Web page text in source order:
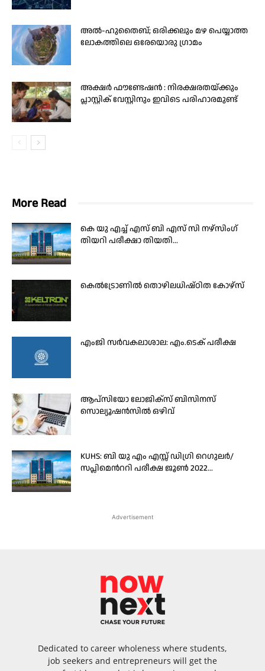
അൽ-ഹുതൈബ്; ഒരിക്കലും മഴ പെയ്യാത്ത
ലോകത്തിലെ ഒരേയൊരു ഗ്രാമം
അക്ഷർ ഫൗണ്ടേഷൻ : നിരക്ഷരതയ്ക്കും
പ്ലാസ്റ്റിക് വേസ്റ്റിനും ഇവിടെ പരിഹാരമുണ്ട്
More Read
കെ യു എച്ച് എസ് ബി എസ് സി നഴ്സിംഗ്
തിയറി പരീക്ഷാ തിയതി...
കെല്‍ട്രോണില്‍ തൊഴിലധിഷ്ഠിത കോഴ്‌സ്
എംജി സർവകലാശാല: എം.ടെക് പരീക്ഷ
ആപ്സിയോ ലോജിക്സ് ബിസിനസ്
സൊല്യൂഷൻസിൽ ഒഴിവ്
KUHS: ബി യു എം എസ്സ് ഡിഗ്രി റെഗുലർ/
സപ്ലിമെന്‍ററി പരീക്ഷ ജൂൺ 2022...
Advertisement
Dedicated to career wholeness where students,
job seekers and entrepreneurs will get the